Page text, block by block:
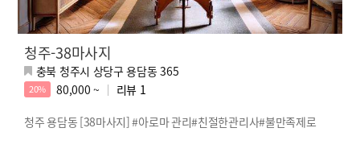
청주-38마사지
충북 청주시 상당구 용담동 365
20% 80,000 ~ 리뷰 1
청주 용담동 [38마사지] #아로마 관리#친절한관리사#불만족제로